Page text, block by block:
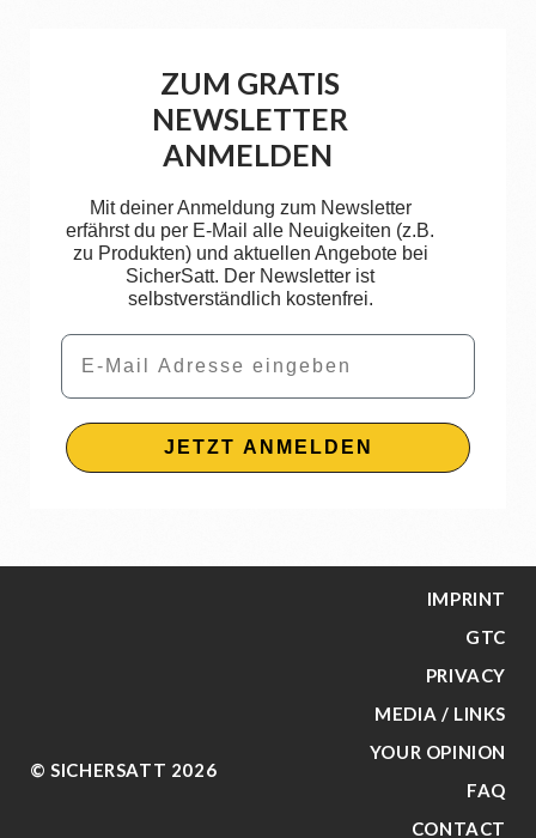
ZUM GRATIS
NEWSLETTER
ANMELDEN
Mit deiner Anmeldung zum Newsletter
erfährst du per E-Mail alle Neuigkeiten (z.B.
zu Produkten) und aktuellen Angebote bei
SicherSatt. Der Newsletter ist
selbstverständlich kostenfrei.
Email
JETZT ANMELDEN
© SICHERSATT 2026
IMPRINT
GTC
PRIVACY
MEDIA / LINKS
YOUR OPINION
FAQ
CONTACT